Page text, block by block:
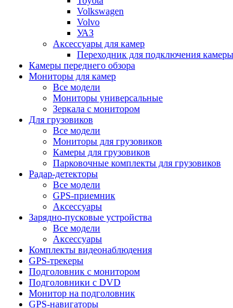
Volkswagen
Volvo
УАЗ
Аксессуары для камер
Переходник для подключения камеры
Камеры переднего обзора
Мониторы для камер
Все модели
Мониторы универсальные
Зеркала с монитором
Для грузовиков
Все модели
Мониторы для грузовиков
Камеры для грузовиков
Парковочные комплекты для грузовиков
Радар-детекторы
Все модели
GPS-приемник
Аксессуары
Зарядно-пусковые устройства
Все модели
Аксессуары
Комплекты видеонаблюдения
GPS-трекеры
Подголовник с монитором
Подголовники с DVD
Монитор на подголовник
GPS-навигаторы